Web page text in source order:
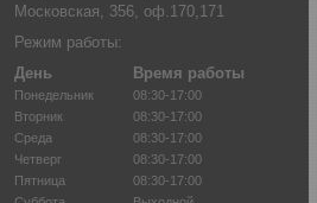
Московская, 356, оф.170,171
Режим работы:
День
Время работы
Понедельник
08:30-17:00
Вторник
08:30-17:00
Среда
08:30-17:00
Четверг
08:30-17:00
Пятница
08:30-17:00